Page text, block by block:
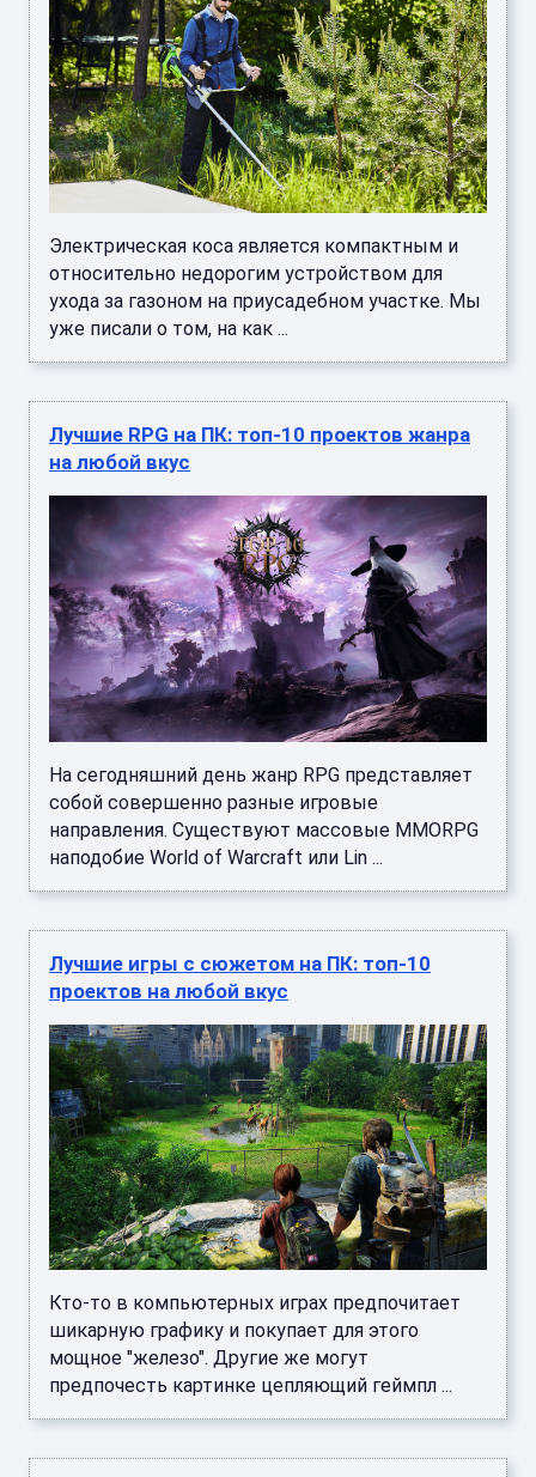
Электрическая коса является компактным и
относительно недорогим устройством для
ухода за газоном на приусадебном участке. Мы
уже писали о том, на как ...
Лучшие RPG на ПК: топ-10 проектов жанра
на любой вкус
На сегодняшний день жанр RPG представляет
собой совершенно разные игровые
направления. Существуют массовые MMORPG
наподобие World of Warcraft или Lin ...
Лучшие игры с сюжетом на ПК: топ-10
проектов на любой вкус
Кто-то в компьютерных играх предпочитает
шикарную графику и покупает для этого
мощное "железо". Другие же могут
предпочесть картинке цепляющий геймпл ...